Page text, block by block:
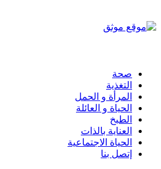
صحة
التغذية
المرأة و الحمل
الحياة و العائلة
الطبخ
العناية بالذات
الحياة الاجتماعية
إتصل بنا